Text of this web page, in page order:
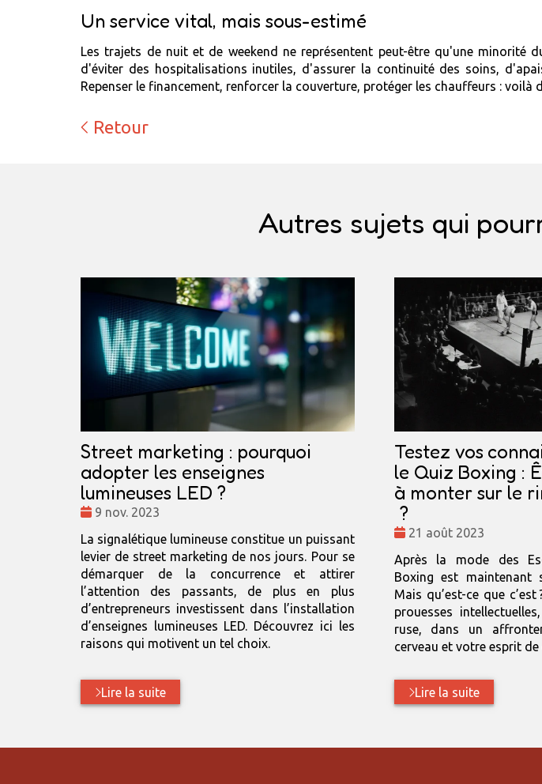
Un service vital, mais sous-estimé
Les trajets de nuit et de weekend ne représentent peut-être qu'une
d'éviter des hospitalisations inutiles, d'assurer la continuité des soins,
Repenser le financement, renforcer la couverture, protéger les chauffeurs : voilà
Retour
Autres sujets qui
Street marketing : pourquoi
adopter les enseignes
lumineuses LED ?
Date
9 nov. 2023
La signalétique lumineuse constitue un puissant
levier de street marketing de nos jours. Pour se
démarquer de la concurrence et attirer
l’attention des passants, de plus en plus
d’entrepreneurs investissent dans l’installation
d’enseignes lumineuses LED. Découvrez ici les
raisons qui motivent un tel choix.
Lire la suite
Testez vos
le Quiz Boxing :
à monter sur le
?
Date
21 août 2023
Après la mode des
Boxing est maintenant
Mais qu’est-ce que c’est
prouesses
ruse, dans un
cerveau et votre esprit
Lire la suite